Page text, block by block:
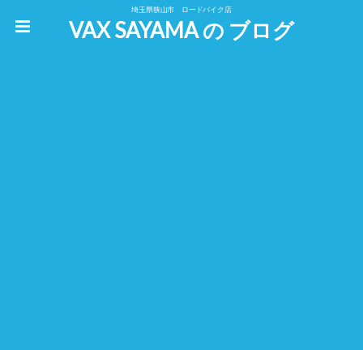
埼玉県狭山市 ロードバイク店
VAX SAYAMA の ブログ